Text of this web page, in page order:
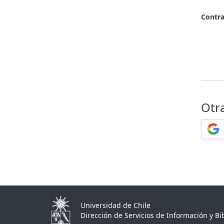
Universidad de Chile
Dirección de Servicios de Información y